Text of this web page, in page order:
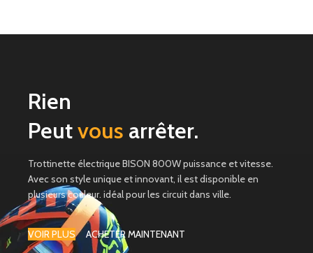
Rien
Peutvous arrêter.
Trottinette électrique BISON 800W puissance et vitesse.
Avec son style unique et innovant, il est disponible en
plusieurs couleur. idéal pour les circuit dans ville.
VOIR PLUS ACHETER MAINTENANT